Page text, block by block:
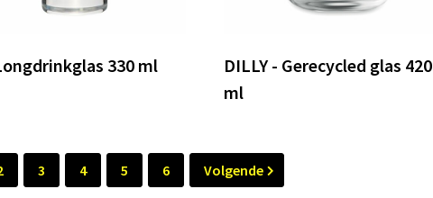
330 ml
DILLY - Gerecycled glas 420
ml
3 4 5 6 Volgende